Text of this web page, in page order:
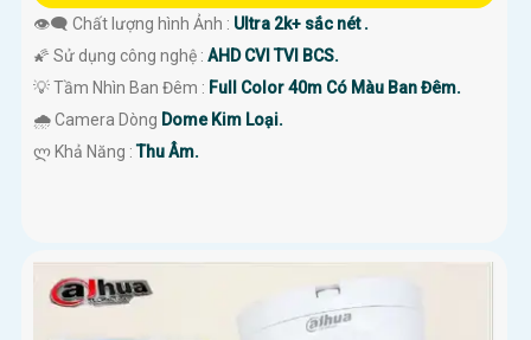
👁️‍🗨 Chất lượng hình Ảnh : Ultra 2k+ sắc nét .
🌠 Sử dụng công nghệ : AHD CVI TVI BCS.
💡 Tầm Nhìn Ban Đêm : Full Color 40m Có Màu Ban Đêm.
🌧️ Camera Dòng Dome Kim Loại.
️ლ Khả Năng :Thu Âm.